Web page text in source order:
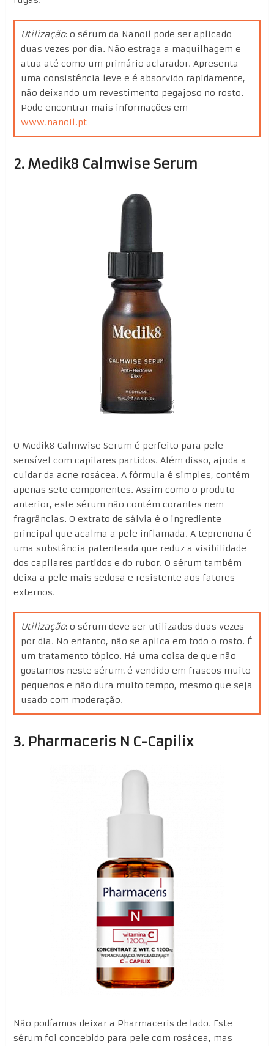
Utilização: o sérum da Nanoil pode ser aplicado
duas vezes por dia. Não estraga a maquilhagem e
atua até como um primário aclarador. Apresenta
uma consistência leve e é absorvido rapidamente,
não deixando um revestimento pegajoso no rosto.
Pode encontrar mais informações em
www.nanoil.pt
2. Medik8 Calmwise Serum
O Medik8 Calmwise Serum é perfeito para pele
sensível com capilares partidos. Além disso, ajuda a
cuidar da acne rosácea. A fórmula é simples, contém
apenas sete componentes. Assim como o produto
anterior, este sérum não contém corantes nem
fragrâncias. O extrato de sálvia é o ingrediente
principal que acalma a pele inflamada. A teprenona é
uma substância patenteada que reduz a visibilidade
dos capilares partidos e do rubor. O sérum também
deixa a pele mais sedosa e resistente aos fatores
externos.
Utilização: o sérum deve ser utilizados duas vezes
por dia. No entanto, não se aplica em todo o rosto. É
um tratamento tópico. Há uma coisa de que não
gostamos neste sérum: é vendido em frascos muito
pequenos e não dura muito tempo, mesmo que seja
usado com moderação.
3. Pharmaceris N C-Capilix
Não podíamos deixar a Pharmaceris de lado. Este
sérum foi concebido para pele com rosácea, mas